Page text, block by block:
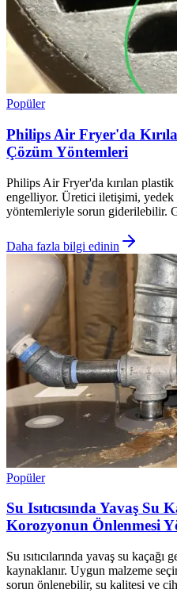
Popüler
Philips Air Fryer'da
Çözüm Yöntemleri
Philips Air Fryer'da kırılan plastik
engelliyor. Üretici iletişimi,
yöntemleriyle sorun giderilebilir.
Daha fazla bilgi edinin
Popüler
Su Isıtıcısında Yavaş Su
Korozyonun Önlenmesi
Su ısıtıcılarında yavaş su
kaynaklanır. Uygun malzeme
sorun önlenebilir, su kalitesi ve